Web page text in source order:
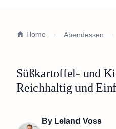
Home Abendessen
Süßkartoffel- und
Reichhaltig und
By Leland Voss